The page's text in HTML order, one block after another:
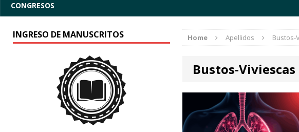
CONGRESOS
Home Apellidos Bustos-
Bustos-Viviescas
INGRESO DE MANUSCRITOS